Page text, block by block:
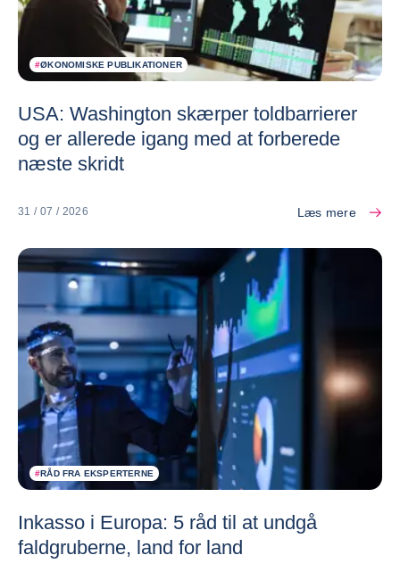
#ØKONOMISKE PUBLIKATIONER
USA: Washington skærper toldbarrierer
og er allerede igang med at forberede
næste skridt
31 / 07 / 2026 Læs mere
#RÅD FRA EKSPERTERNE
Inkasso i Europa: 5 råd til at undgå
faldgruberne, land for land